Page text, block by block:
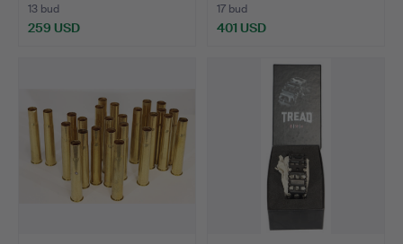
13 bud
259 USD
17 bud
401 USD